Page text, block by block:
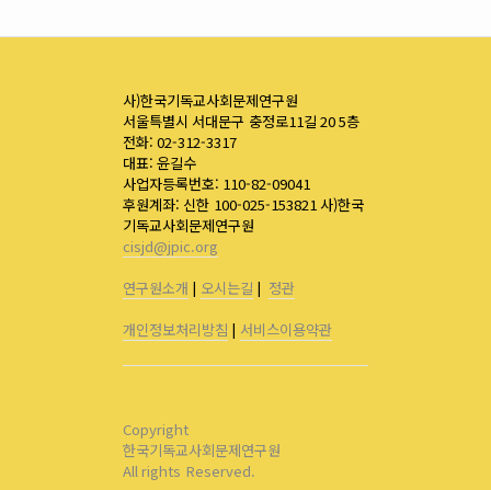
사)한국기독교사회문제연구원
서울특별시 서대문구 충정로11길 20 5층
전화: 02-312-3317
대표: 윤길수
사업자등록번호: 110-82-09041
후원계좌: 신한 100-025-153821 사)한국
기독교사회문제연구원
cisjd@jpic.org
연구원소개 | 오시는길 | 정관
개인정보처리방침 | 서비스이용약관
Copyright
한국기독교사회문제연구원
All rights Reserved.